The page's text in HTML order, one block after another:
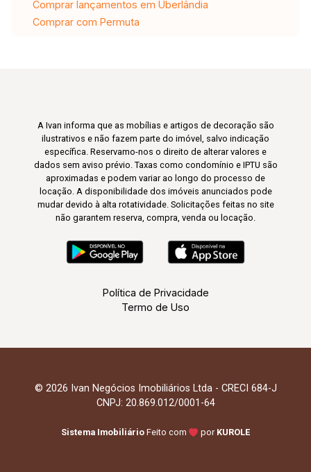
Comprar lançamentos em Uberlândia
Comprar com Permuta
A Ivan informa que as mobílias e artigos de decoração são
ilustrativos e não fazem parte do imóvel, salvo indicação
específica. Reservamo-nos o direito de alterar valores e
dados sem aviso prévio. Taxas como condomínio e IPTU são
aproximadas e podem variar ao longo do processo de
locação. A disponibilidade dos imóveis anunciados pode
mudar devido à alta rotatividade. Solicitações feitas no site
não garantem reserva, compra, venda ou locação.
Política de Privacidade
Termo de Uso
© 2026 Ivan Negócios Imobiliários Ltda - CRECI 684-J
CNPJ: 20.869.012/0001-64
Sistema Imobiliário Feito com por KUROLE